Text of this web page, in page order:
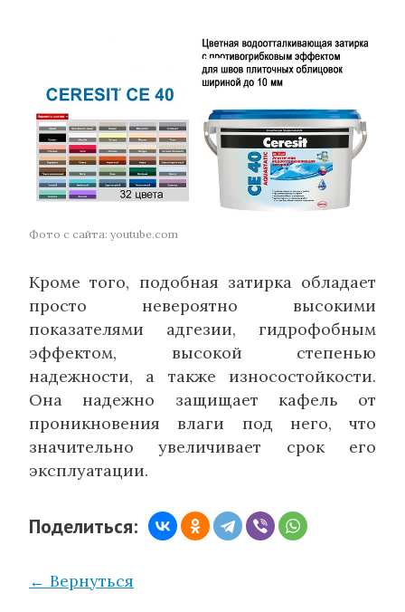
Фото с сайта: youtube.com
Кроме того, подобная затирка обладает
просто невероятно высокими
показателями адгезии, гидрофобным
эффектом, высокой степенью
надежности, а также износостойкости.
Она надежно защищает кафель от
проникновения влаги под него, что
значительно увеличивает срок его
эксплуатации.
Поделиться:
← Вернуться